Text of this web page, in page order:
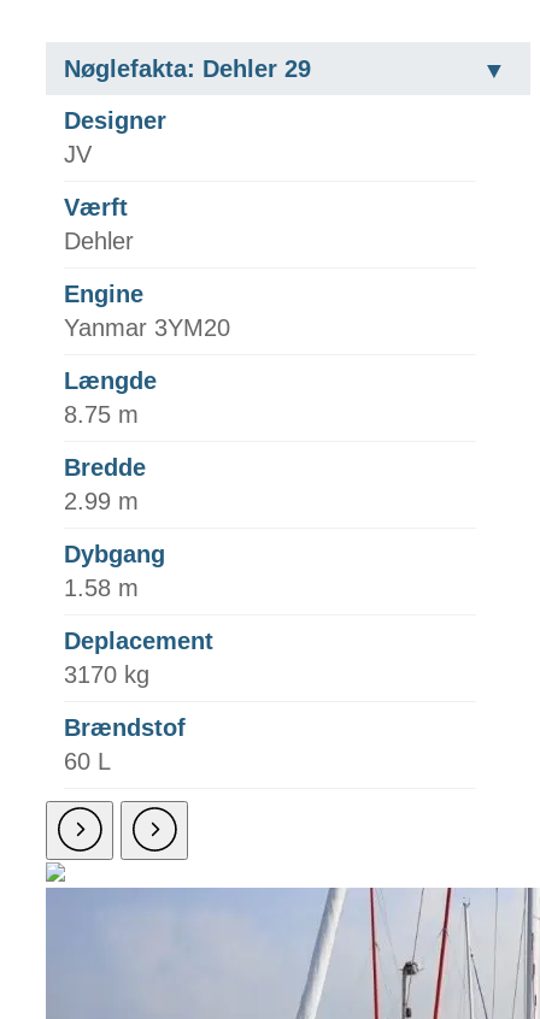
Nøglefakta: Dehler 29
Designer
JV
Værft
Dehler
Engine
Yanmar 3YM20
Længde
8.75 m
Bredde
2.99 m
Dybgang
1.58 m
Deplacement
3170 kg
Brændstof
60 L